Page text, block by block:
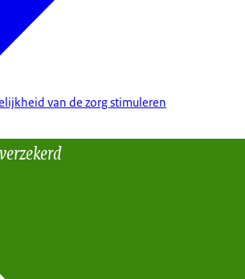
van de zorg stimuleren